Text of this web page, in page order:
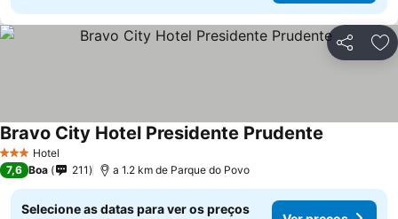
Partilhar
3 EstrelasHotel
Bravo City Hotel Presidente Prudente
7,6 Boa 211 a 1.2 km de Parque do Povo
Selecione as datas para ver os preços